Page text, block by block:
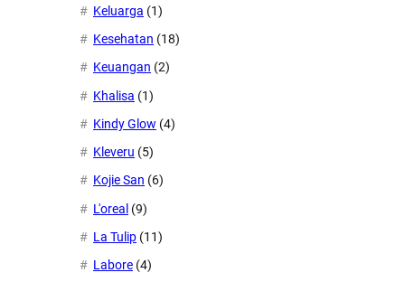
Keluarga (1)
Kesehatan (18)
Keuangan (2)
Khalisa (1)
Kindy Glow (4)
Kleveru (5)
Kojie San (6)
L'oreal (9)
La Tulip (11)
Labore (4)